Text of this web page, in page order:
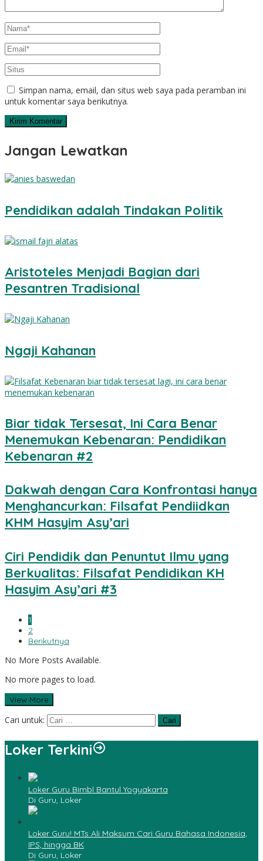
Simpan nama, email, dan situs web saya pada peramban ini
untuk komentar saya berikutnya.
Jangan Lewatkan
Pendidikan adalah Tindakan Politik
Aristoteles Menjadi Bagian dari
Pesantren Tradisional
Ngaji Kahanan
Biar tidak Tersesat, Ini Cara Benar
Menemukan Kebenaran: Pendidikan
Kebenaran #2
Dakwah dengan Cara Konfrontasi hanya
Menghancurkan: Filsafat Pendiidkan
KHM Hasyim Asy’ari
Ciri Pendidik dan Penuntut Ilmu yang
Berkualitas: Filsafat Pendidikan KH
Hasyim Asy’ari #3
1
2
Berikutnya
No More Posts Available.
No more pages to load.
View More
Cari untuk:
Loker Terkini
Loker Guru Bimbl Bantul Yogyakarta
Di Guru, Loker
Loker Guru! MTs Ali Maksum Cari Guru Bahasa Indonesia,
IPS, hingga BK
Di Guru, Loker